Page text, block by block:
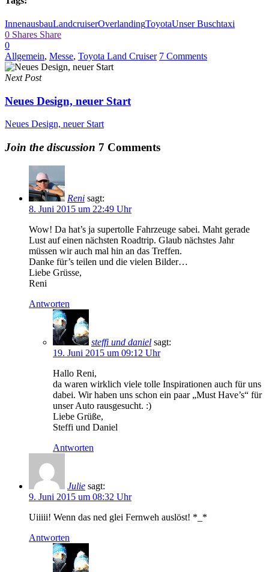
InnenausbauLandcruiserOverlandingToyotaUnser Buschtaxi
0 Shares Share
0
Allgemein, Messe, Toyota Land Cruiser 7 Comments
Next Post
Neues Design, neuer Start
Neues Design, neuer Start
Join the discussion 7 Comments
Reni sagt:
8. Juni 2015 um 22:49 Uhr
Wow! Da hat’s ja supertolle Fahrzeuge sabei. Maht gerade
Lust auf einen nächsten Roadtrip. Glaub nächstes Jahr
müssen wir auch mal hin an das Treffen.
Danke für’s teilen und die vielen Bilder…
Liebe Grüsse,
Reni
Antworten
steffi und daniel sagt:
19. Juni 2015 um 09:12 Uhr
Hallo Reni,
da waren wirklich viele tolle Inspirationen auch für uns
dabei. Wir haben uns schon ein paar „Must Have’s“ für
unser Auto rausgesucht. :)
Liebe Grüße,
Steffi und Daniel
Antworten
Julie sagt:
9. Juni 2015 um 08:32 Uhr
Uiiiii! Wenn das ned glei Fernweh auslöst! *_*
Antworten